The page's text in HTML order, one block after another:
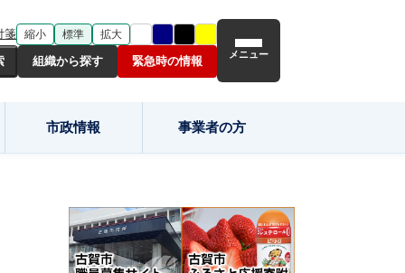
箋 縮小 標準 拡大
組織から探す 緊急時の情報 メニュー
市政情報 事業者の方